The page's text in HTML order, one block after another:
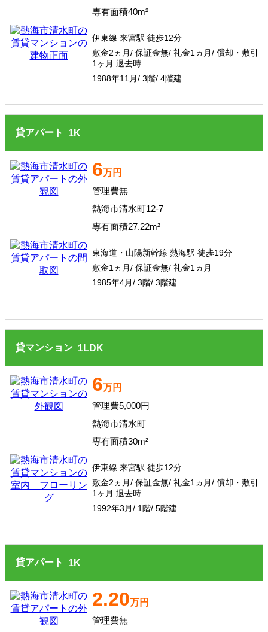
専有面積40m²
伊東線 来宮駅 徒歩12分
敷金2ヵ月/ 保証金無/ 礼金1ヵ月/ 償却・敷引
1ヶ月 退去時
1988年11月/ 3階/ 4階建
貸アパート 1K
6万円
管理費無
熱海市清水町12-7
専有面積27.22m²
東海道・山陽新幹線 熱海駅 徒歩19分
敷金1ヵ月/ 保証金無/ 礼金1ヵ月
1985年4月/ 3階/ 3階建
貸マンション 1LDK
6万円
管理費5,000円
熱海市清水町
専有面積30m²
伊東線 来宮駅 徒歩12分
敷金2ヵ月/ 保証金無/ 礼金1ヵ月/ 償却・敷引
1ヶ月 退去時
1992年3月/ 1階/ 5階建
貸アパート 1K
2.20万円
管理費無